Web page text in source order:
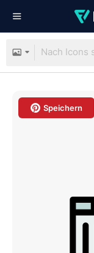
Speichern